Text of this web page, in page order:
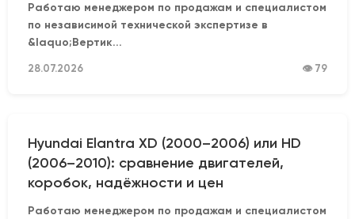
Работаю менеджером по продажам и специалистом
по независимой технической экспертизе в
&laquo;Вертик...
28.07.2026 👁 79
Hyundai Elantra XD (2000–2006) или HD
(2006–2010): сравнение двигателей,
коробок, надёжности и цен
Работаю менеджером по продажам и специалистом